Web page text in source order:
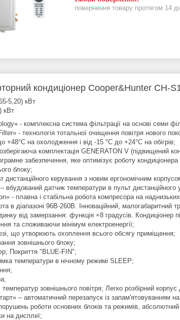
повернення товару протягом 14
кондиціонер Cooper&Hunter CH-
5,20) кВт
кВт
- комплексна система фільтрації на основі семи
- технологія тотальної очищення повітря нового
+48°С на охолодження і від -15 °С до +24°С на обігрів;
комплектація GENERATON V (підвищений
забезпечення, яке оптимізує роботу
блоку;
дистанційного керування з новим ергономічним
вбудований датчик температури в пульт дистанційного
- плавна і стабільна робота компресора на
в діапазоні 96В-260В. Інноваційний, малогабаритний
від замерзання: функція +8 градусів.
та споживаючи мінімум електроенергії;
що утворюють охоплення всього обсягу приміщення;
зовнішнього блоку;
Покриття "BLUE-FIN";
температури в нічному режимі SLEEP;
температур зовнішнього повітря; Легко розбірний
– автоматичний перезапуск із запам'ятовуванням
роботи основних блоків та режимів, абсолютний
на дисплеї;